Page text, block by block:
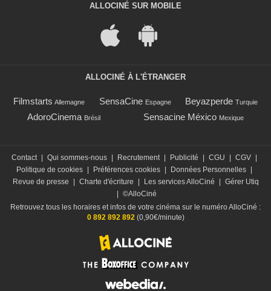
ALLOCINÉ SUR MOBILE
ALLOCINÉ À L'ÉTRANGER
Filmstarts Allemagne SensaCine Espagne Beyazperde Turquie
AdoroCinema Brésil Sensacine México Mexique
Contact | Qui sommes-nous | Recrutement | Publicité | CGU | CGV |
Politique de cookies | Préférences cookies | Données Personnelles |
Revue de presse
| Charte d'écriture | Les services AlloCiné | Gérer Utiq
| ©AlloCiné
Retrouvez tous les horaires et infos de votre cinéma sur le numéro AlloCiné :
0 892 892 892(0,90€/minute)